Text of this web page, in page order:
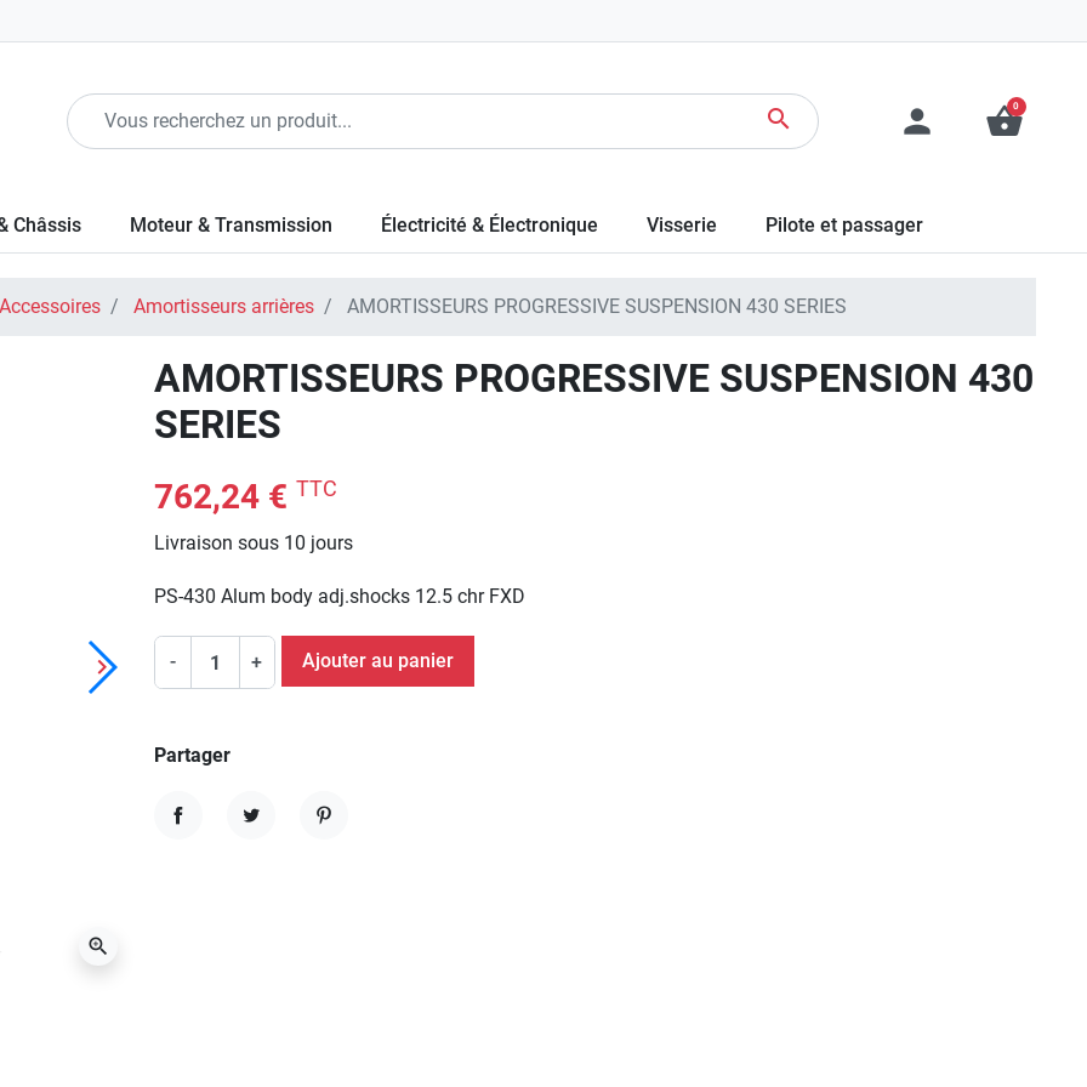
search person shopping_basket
0
Châssis Moteur & Transmission Électricité & Électronique Visserie Pilote et passager
Amortisseurs arrières AMORTISSEURS PROGRESSIVE SUSPENSION 430 SERIES
Suivant
keyboard_arrow_right
zoom_in
AMORTISSEURS PROGRESSIVE SUSPENSION 430
SERIES
762,24 €TTC
Livraison sous 10 jours
PS-430 Alum body adj.shocks 12.5 chr FXD
- + Ajouter au panier
Partager